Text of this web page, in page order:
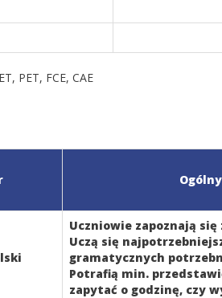
PET, FCE, CAE
Uczniowie zapoznają
Uczą się
gramatycznych
Potrafią min.
zapytać o godzinę, czy